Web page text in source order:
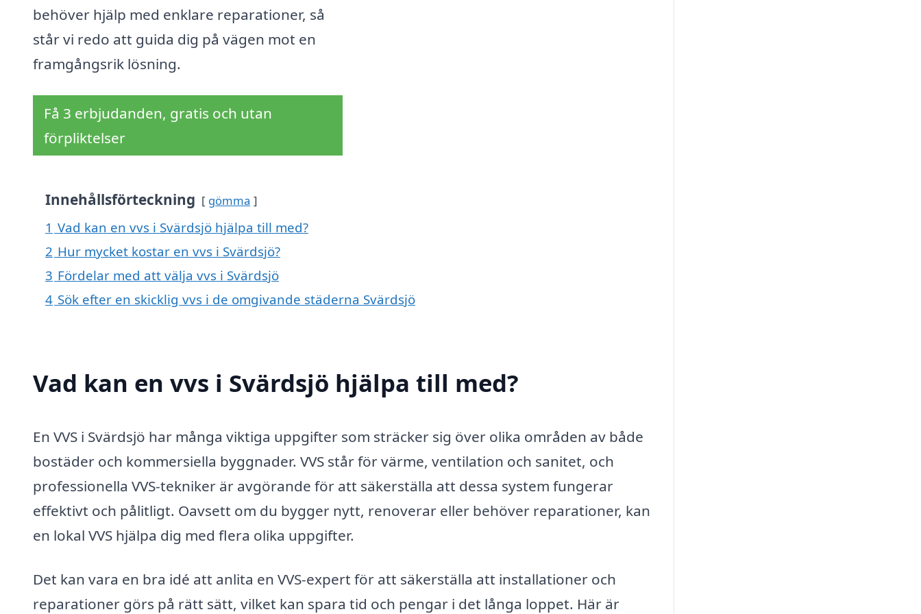
behöver hjälp med enklare reparationer, så
står vi redo att guida dig på vägen mot en
framgångsrik lösning.
Få 3 erbjudanden, gratis och utan
förpliktelser
Innehållsförteckning gömma
1 Vad kan en vvs i Svärdsjö hjälpa till med?
2 Hur mycket kostar en vvs i Svärdsjö?
3 Fördelar med att välja vvs i Svärdsjö
4 Sök efter en skicklig vvs i de omgivande städerna Svärdsjö
Vad kan en vvs i Svärdsjö hjälpa till med?
En VVS i Svärdsjö har många viktiga uppgifter som sträcker sig över olika områden av både
bostäder och kommersiella byggnader. VVS står för värme, ventilation och sanitet, och
professionella VVS-tekniker är avgörande för att säkerställa att dessa system fungerar
effektivt och pålitligt. Oavsett om du bygger nytt, renoverar eller behöver reparationer, kan
en lokal VVS hjälpa dig med flera olika uppgifter.
Det kan vara en bra idé att anlita en VVS-expert för att säkerställa att installationer och
reparationer görs på rätt sätt, vilket kan spara tid och pengar i det långa loppet. Här är